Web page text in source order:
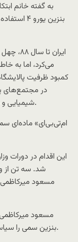
به گفته خانم
ایران
می‌کرد، اما به
کمبود ظرفیت
در مجتمع‌های
شیمیایی و بعضاً خطرناک مانند «ام‌تی‌بی‌ای» جبران کند.
این اقدام در دورات
مسعود
مسعود
بنزین سمی را سیاسی خواند و اطلاعات ارائه شده را دروغ نامید.